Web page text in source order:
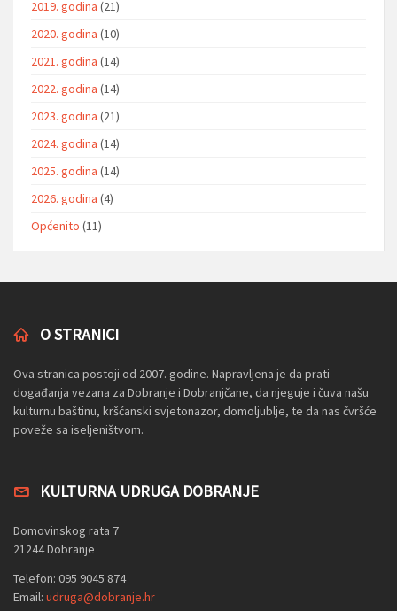
2019. godina (21)
2020. godina (10)
2021. godina (14)
2022. godina (14)
2023. godina (21)
2024. godina (14)
2025. godina (14)
2026. godina (4)
Općenito (11)
O STRANICI
Ova stranica postoji od 2007. godine. Napravljena je da prati
događanja vezana za Dobranje i Dobranjčane, da njeguje i čuva našu
kulturnu baštinu, kršćanski svjetonazor, domoljublje, te da nas čvršće
poveže sa iseljeništvom.
KULTURNA UDRUGA DOBRANJE
Domovinskog rata 7
21244 Dobranje
Telefon: 095 9045 874
Email: udruga@dobranje.hr